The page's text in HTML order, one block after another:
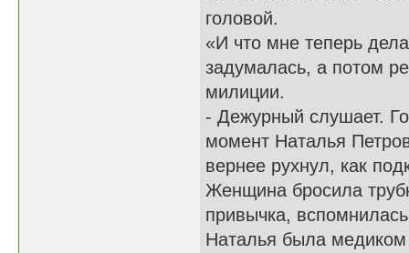
головой.
«И что мне теперь
задумалась, а потом
милиции.
- Дежурный слушает.
момент Наталья
вернее рухнул, как
Женщина бросила
привычка,
Наталья была